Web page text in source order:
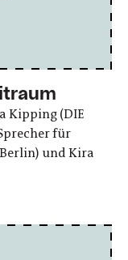
Kipping (DIE
für
und Kira